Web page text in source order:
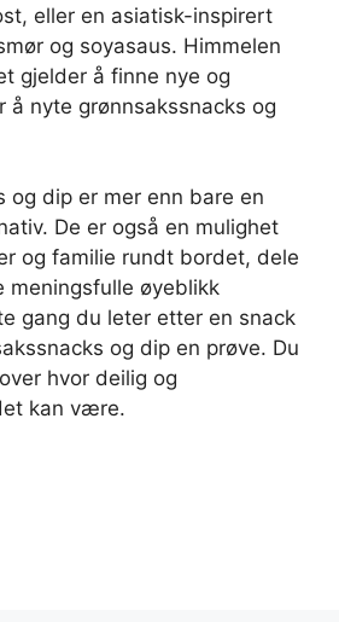
eller en asiatisk-inspirert
og soyasaus. Himmelen
gjelder å finne nye og
å nyte grønnsakssnacks og
og dip er mer enn bare en
De er også en mulighet
og familie rundt bordet, dele
meningsfulle øyeblikk
gang du leter etter en snack
og dip en prøve. Du
hvor deilig og
kan være.